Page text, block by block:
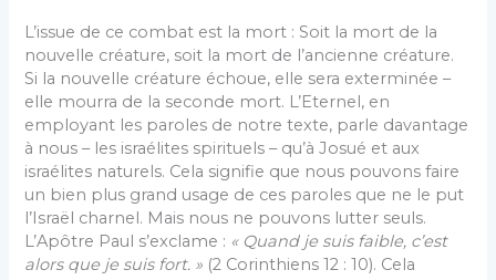
L’issue de ce combat est la mort : Soit la mort de la
nouvelle créature, soit la mort de l’ancienne créature.
Si la nouvelle créature échoue, elle sera exterminée –
elle mourra de la seconde mort. L’Eternel, en
employant les paroles de notre texte, parle davantage
à nous – les israélites spirituels – qu’à Josué et aux
israélites naturels. Cela signifie que nous pouvons faire
un bien plus grand usage de ces paroles que ne le put
l’Israël charnel. Mais nous ne pouvons lutter seuls.
L’Apôtre Paul s’exclame : « Quand je suis faible, c’est
alors que je suis fort. » (2 Corinthiens 12 : 10). Cela